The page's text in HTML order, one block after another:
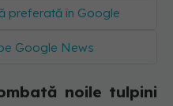
preferată în Google
Google News
noile tulpini